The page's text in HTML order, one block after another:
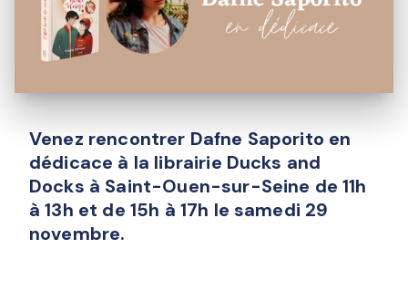
Venez rencontrer Dafne Saporito en
dédicace à la librairie Ducks and
Docks à Saint-Ouen-sur-Seine de 11h
à 13h et de 15h à 17h le samedi 29
novembre.